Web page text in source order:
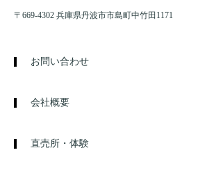
〒669-4302 兵庫県丹波市市島町中竹田1171
お問い合わせ
会社概要
直売所・体験